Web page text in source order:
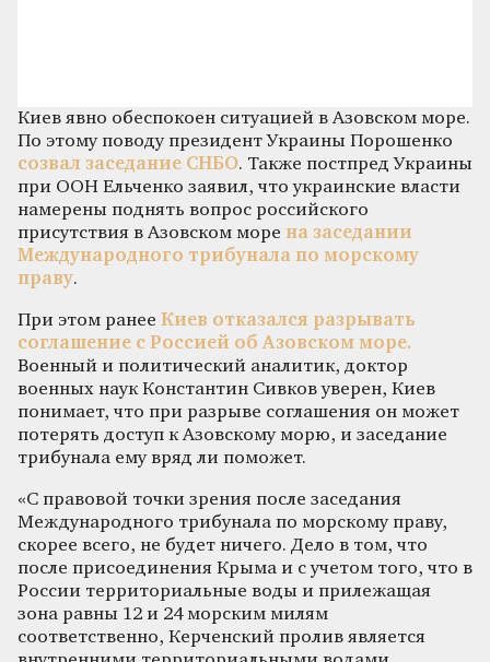
Киев явно обеспокоен ситуацией в Азовском море.
По этому поводу президент Украины Порошенко
созвал заседание СНБО. Также постпред Украины
при ООН Ельченко заявил, что украинские власти
намерены поднять вопрос российского
присутствия в Азовском море на заседании
Международного трибунала по морскому
праву.
При этом ранее Киев отказался разрывать
соглашение с Россией об Азовском море.
Военный и политический аналитик, доктор
военных наук Константин Сивков уверен, Киев
понимает, что при разрыве соглашения он может
потерять доступ к Азовскому морю, и заседание
трибунала ему вряд ли поможет.
«С правовой точки зрения после заседания
Международного трибунала по морскому праву,
скорее всего, не будет ничего. Дело в том, что
после присоединения Крыма и с учетом того, что в
России территориальные воды и прилежащая
зона равны 12 и 24 морским милям
соответственно, Керченский пролив является